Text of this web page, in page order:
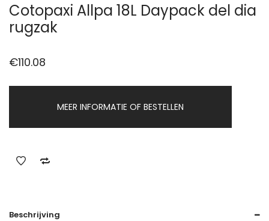
Cotopaxi Allpa 18L Daypack del dia
rugzak
€110.08
MEER INFORMATIE OF BESTELLEN
Beschrijving